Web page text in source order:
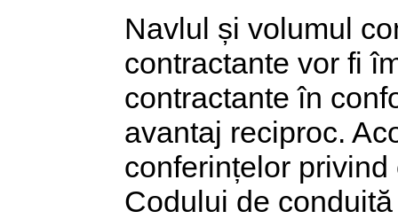
Navlul și volumul
contractante vor fi
contractante în
avantaj reciproc.
conferințelor
Codului de